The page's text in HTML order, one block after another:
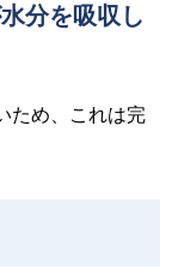
分を吸収し
ため、これは完